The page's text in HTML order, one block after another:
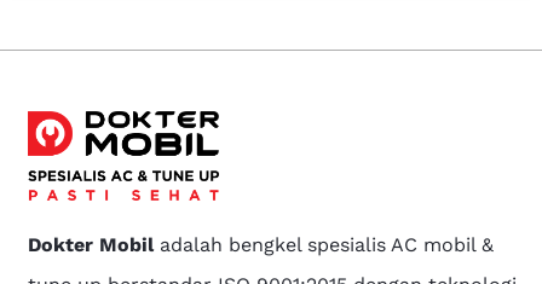
Dokter Mobiladalah bengkel spesialis AC mobil &